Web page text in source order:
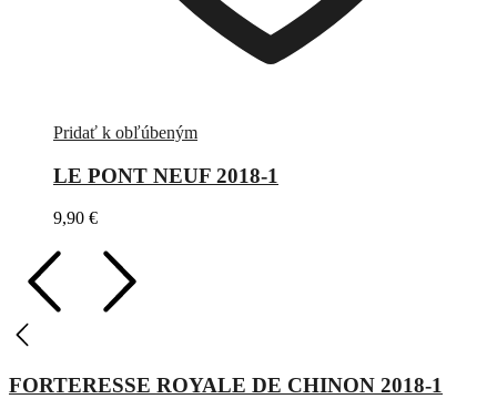
Pridať k obľúbeným
LE PONT NEUF 2018-1
9,90 €
FORTERESSE ROYALE DE CHINON 2018-1